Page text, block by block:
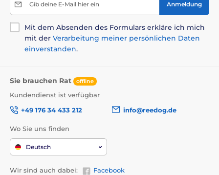
Gib deine E-Mail hier ein Anmeldung
Mit dem Absenden des Formulars erkläre ich mich
mit der Verarbeitung meiner persönlichen Daten
einverstanden.
Sie brauchen Rat offline
Kundendienst ist verfügbar
+49 176 34 433 212
info@reedog.de
Wo Sie uns finden
Deutsch
Wir sind auch dabei: Facebook